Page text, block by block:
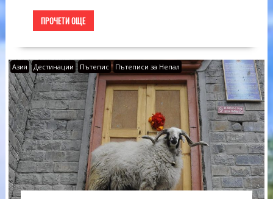
ПРОЧЕТИ ОЩЕ
Азия Дестинации Пътепис Пътеписи за Непал